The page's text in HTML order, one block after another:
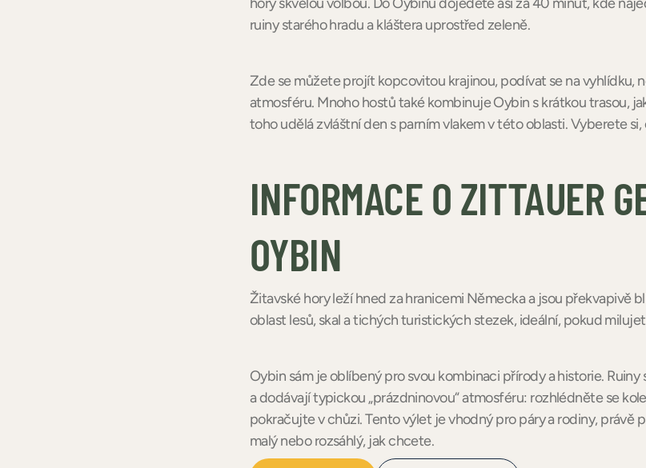
ruiny starého hradu a kláštera uprostřed zeleně.
Zde se můžete projít kopcovitou krajinou, podívat se na vyhlídku,
atmosféru. Mnoho hostů také kombinuje Oybin s krátkou trasou,
toho udělá zvláštní den s parním vlakem v této oblasti. Vyberete
INFORMACE O ZITTAUER
OYBIN
Žitavské hory leží hned za hranicemi Německa a jsou překvapivě
oblast lesů, skal a tichých turistických stezek, ideální, pokud
Oybin sám je oblíbený pro svou kombinaci přírody a historie. Ruiny
a dodávají typickou „prázdninovou“ atmosféru: rozhlédněte se
pokračujte v chůzi. Tento výlet je vhodný pro páry a rodiny, právě
malý nebo rozsáhlý, jak chcete.